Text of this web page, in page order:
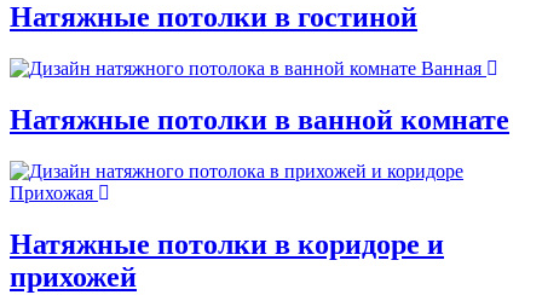
Натяжные потолки в гостиной
Ванная
Натяжные потолки в ванной комнате
Прихожая
Натяжные потолки в коридоре и
прихожей